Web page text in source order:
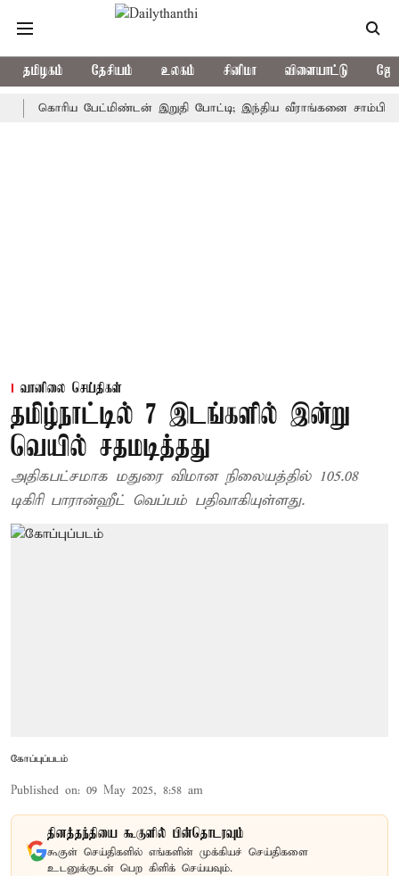
தமிழகம் தேசியம் உலகம் சினிமா விளையாட்டு
பேட்மிண்டன் இறுதி போட்டி; இந்திய வீராங்கனை சாம்பியன்
வானிலை செய்திகள்
தமிழ்நாட்டில் 7 இடங்களில் இன்று
வெயில் சதமடித்தது
அதிகபட்சமாக மதுரை விமான நிலையத்தில் 105.08
டிகிரி பாரான்ஹீட் வெப்பம் பதிவாகியுள்ளது.
கோப்புப்படம்
Published on: 09 May 2025, 8:58 am
தினத்தந்தியை கூகுளில் பின்தொடரவும்
கூகுள் செய்திகளில் எங்களின் முக்கியச் செய்திகளை
உடனுக்குடன் பெற கிளிக் செய்யவும்.